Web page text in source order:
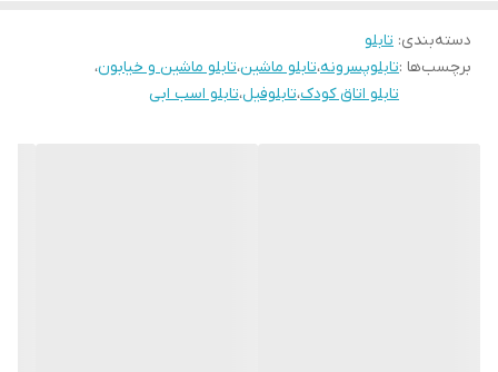
دسته‌بندی: تابلو
برچسب‌ها :تابلوپسرونه،تابلو ماشین،تابلو ماشین و خیابون،
تابلو اتاق کودک،تابلوفیل،تابلو اسب ابی